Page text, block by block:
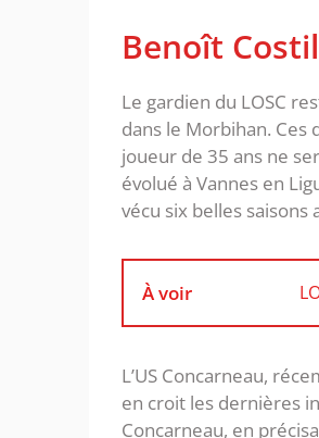
Benoît
Le gardien du LOSC
dans le Morbihan. Ces
joueur de 35 ans ne
évolué à Vannes en
vécu six belles saisons
À voir
L’US Concarneau,
en croit les dernières
Concarneau, en